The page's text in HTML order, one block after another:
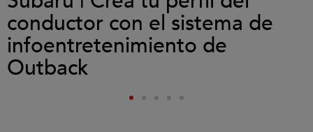
conductor con el sistema de
infoentretenimiento de
Outback